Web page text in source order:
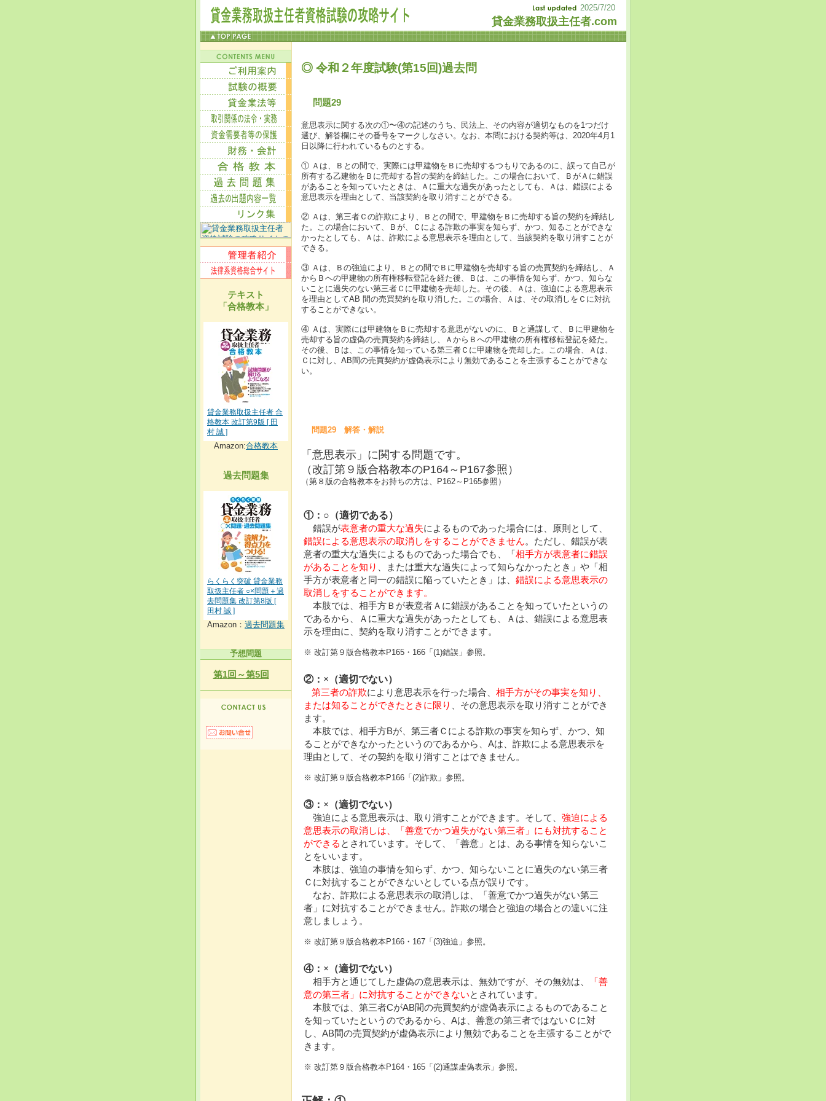
2025/7/20
貸金業務取扱主任者.com
テキスト
「合格教本」
貸金業務取扱主任者 合
格教本 改訂第9版 [ 田
村 誠 ]
Amazon:合格教本
過去問題集
らくらく突破 貸金業務
取扱主任者 ○×問題＋過
去問題集 改訂第8版 [
田村 誠 ]
Amazon： 過去問題集
予想問題
第1回～第5回
◎ 令和２年度試験(第15回)過去問
問題29
意思表示に関する次の①〜④の記述のうち、民法上、その内容が適切なものを1つだけ
選び、解答欄にその番号をマークしなさい。なお、本問における契約等は、2020年4月1
日以降に行われているものとする。
① Ａは、Ｂとの間で、実際には甲建物をＢに売却するつもりであるのに、誤って自己が
所有する乙建物をＢに売却する旨の契約を締結した。この場合において、ＢがＡに錯誤
があることを知っていたときは、Ａに重大な過失があったとしても、Ａは、錯誤による
意思表示を理由として、当該契約を取り消すことができる。
② Ａは、第三者Ｃの詐欺により、Ｂとの間で、甲建物をＢに売却する旨の契約を締結し
た。この場合において、Ｂが、Ｃによる詐欺の事実を知らず、かつ、知ることができな
かったとしても、Ａは、詐欺による意思表示を理由として、当該契約を取り消すことが
できる。
③ Ａは、Ｂの強迫により、Ｂとの間でＢに甲建物を売却する旨の売買契約を締結し、Ａ
からＢへの甲建物の所有権移転登記を経た後、Ｂは、この事情を知らず、かつ、知らな
いことに過失のない第三者Ｃに甲建物を売却した。その後、Ａは、強迫による意思表示
を理由としてAB 間の売買契約を取り消した。この場合、Ａは、その取消しをＣに対抗
することができない。
④ Ａは、実際には甲建物をＢに売却する意思がないのに、Ｂと通謀して、Ｂに甲建物を
売却する旨の虚偽の売買契約を締結し、ＡからＢへの甲建物の所有権移転登記を経た。
その後、Ｂは、この事情を知っている第三者Ｃに甲建物を売却した。この場合、Ａは、
Ｃに対し、AB間の売買契約が虚偽表示により無効であることを主張することができな
い。
問題29 解答・解説
「意思表示」に関する問題です。
（改訂第９版合格教本のP164～P167参照）
（第８版の合格教本をお持ちの方は、P162～P165参照）
①：○（適切である）
錯誤が表意者の重大な過失によるものであった場合には、原則として、
錯誤による意思表示の取消しをすることができません。ただし、錯誤が表
意者の重大な過失によるものであった場合でも、「相手方が表意者に錯誤
があることを知り
、または重大な過失によって知らなかったとき」や「相
手方が表意者と同一の錯誤に陥っていたとき」は、 錯誤による意思表示の
取消しをすることができます。
本肢では、相手方Ｂが表意者Ａに錯誤があることを知っていたというの
であるから、Ａに重大な過失があったとしても、Ａは、錯誤による意思表
示を理由に、契約を取り消すことができます。
※ 改訂第９版合格教本P165・166「(1)錯誤」参照。
②：×（適切でない）
第三者の詐欺により意思表示を行った場合、 相手方がその事実を知り、
または知ることができたときに限り
、その意思表示を取り消すことができ
ます。
本肢では、相手方Bが、第三者Ｃによる詐欺の事実を知らず、かつ、知
ることができなかったというのであるから、Aは、詐欺による意思表示を
理由として、その契約を取り消すことはできません。
※ 改訂第９版合格教本P166「(2)詐欺」参照。
③：×（適切でない）
強迫による意思表示は、取り消すことができます。そして、 強迫による
意思表示の取消しは、「善意でかつ過失がない第三者」にも対抗すること
ができる とされています。そして、「善意」とは、ある事情を知らないこ
とをいいます。
本肢は、強迫の事情を知らず、かつ、知らないことに過失のない第三者
Ｃに対抗することができないとしている点が誤りです。
なお、詐欺による意思表示の取消しは、「善意でかつ過失がない第三
者」に対抗することができません。詐欺の場合と強迫の場合との違いに注
意しましょう。
※ 改訂第９版合格教本P166・167「(3)強迫」参照。
④：×（適切でない）
相手方と通じてした虚偽の意思表示は、無効ですが、その無効は、
「善
意の第三者」に対抗することができないとされています。
本肢では、第三者CがAB間の売買契約が虚偽表示によるものであること
を知っていたというのであるから、Aは、善意の第三者ではないＣに対
し、AB間の売買契約が虚偽表示により無効であることを主張することがで
きます。
※ 改訂第９版合格教本P164・165「(2)通謀虚偽表示」参照。